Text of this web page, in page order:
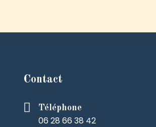
Contact
Téléphone
06 28 66 38 42